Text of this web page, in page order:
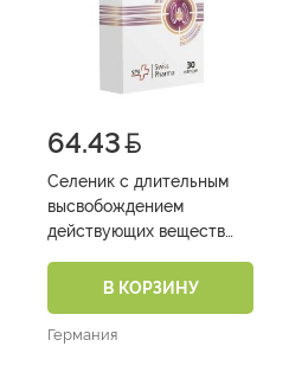
64.43
Селеник с длительным
высвобождением
действующих веществ
В КОРЗИНУ
Германия